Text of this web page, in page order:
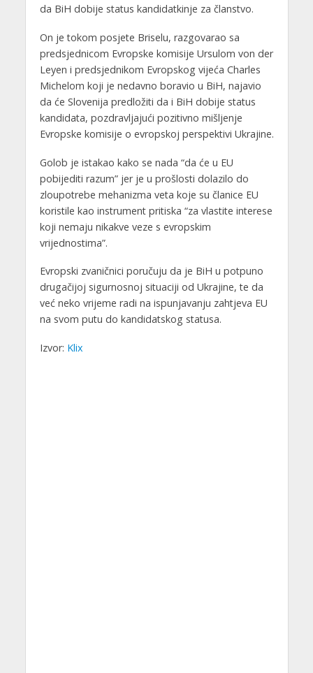
da BiH dobije status kandidatkinje za članstvo.
On je tokom posjete Briselu, razgovarao sa
predsjednicom Evropske komisije Ursulom von der
Leyen i predsjednikom Evropskog vijeća Charles
Michelom koji je nedavno boravio u BiH, najavio
da će Slovenija predložiti da i BiH dobije status
kandidata, pozdravljajući pozitivno mišljenje
Evropske komisije o evropskoj perspektivi Ukrajine.
Golob je istakao kako se nada “da će u EU
pobijediti razum” jer je u prošlosti dolazilo do
zloupotrebe mehanizma veta koje su članice EU
koristile kao instrument pritiska “za vlastite interese
koji nemaju nikakve veze s evropskim
vrijednostima”.
Evropski zvaničnici poručuju da je BiH u potpuno
drugačijoj sigurnosnoj situaciji od Ukrajine, te da
već neko vrijeme radi na ispunjavanju zahtjeva EU
na svom putu do kandidatskog statusa.
Izvor: Klix